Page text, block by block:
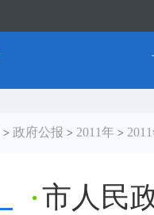
> 政府公报 > 2011年 >
市人民